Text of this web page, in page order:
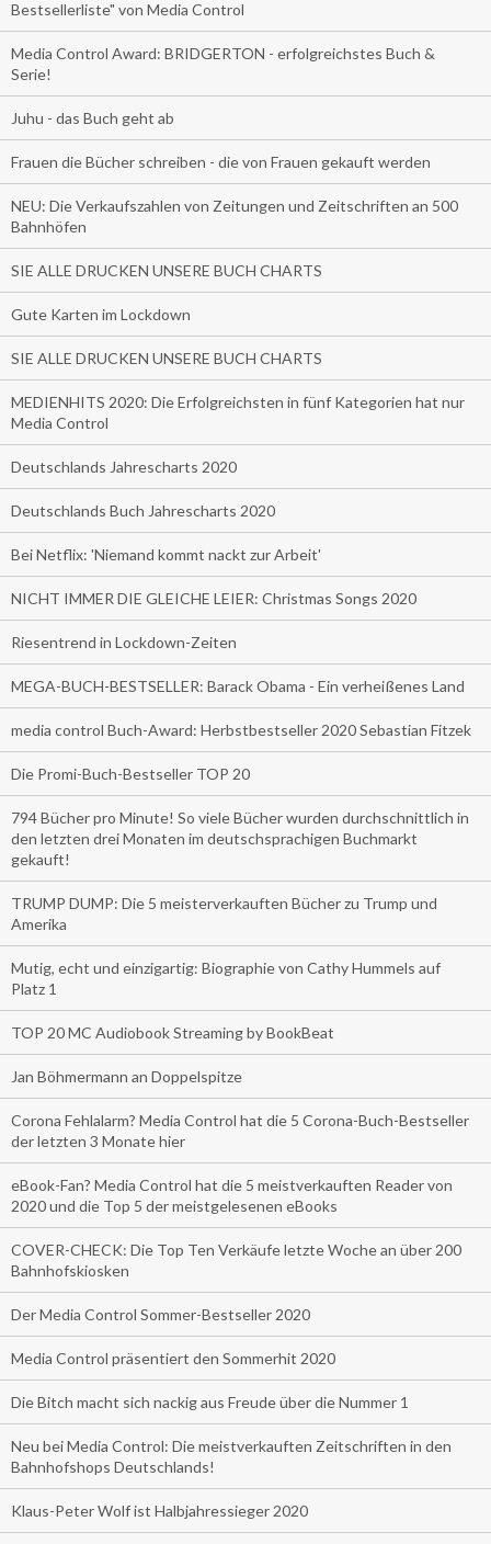
Bestsellerliste" von Media Control
Media Control Award: BRIDGERTON - erfolgreichstes Buch &
Serie!
Juhu - das Buch geht ab
Frauen die Bücher schreiben - die von Frauen gekauft werden
NEU: Die Verkaufszahlen von Zeitungen und Zeitschriften an 500
Bahnhöfen
SIE ALLE DRUCKEN UNSERE BUCH CHARTS
Gute Karten im Lockdown
SIE ALLE DRUCKEN UNSERE BUCH CHARTS
MEDIENHITS 2020: Die Erfolgreichsten in fünf Kategorien hat nur
Media Control
Deutschlands Jahrescharts 2020
Deutschlands Buch Jahrescharts 2020
Bei Netflix: 'Niemand kommt nackt zur Arbeit'
NICHT IMMER DIE GLEICHE LEIER: Christmas Songs 2020
Riesentrend in Lockdown-Zeiten
MEGA-BUCH-BESTSELLER: Barack Obama - Ein verheißenes Land
media control Buch-Award: Herbstbestseller 2020 Sebastian Fitzek
Die Promi-Buch-Bestseller TOP 20
794 Bücher pro Minute! So viele Bücher wurden durchschnittlich in
den letzten drei Monaten im deutschsprachigen Buchmarkt
gekauft!
TRUMP DUMP: Die 5 meisterverkauften Bücher zu Trump und
Amerika
Mutig, echt und einzigartig: Biographie von Cathy Hummels auf
Platz 1
TOP 20 MC Audiobook Streaming by BookBeat
Jan Böhmermann an Doppelspitze
Corona Fehlalarm? Media Control hat die 5 Corona-Buch-Bestseller
der letzten 3 Monate hier
eBook-Fan? Media Control hat die 5 meistverkauften Reader von
2020 und die Top 5 der meistgelesenen eBooks
COVER-CHECK: Die Top Ten Verkäufe letzte Woche an über 200
Bahnhofskiosken
Der Media Control Sommer-Bestseller 2020
Media Control präsentiert den Sommerhit 2020
Die Bitch macht sich nackig aus Freude über die Nummer 1
Neu bei Media Control: Die meistverkauften Zeitschriften in den
Bahnhofshops Deutschlands!
Klaus-Peter Wolf ist Halbjahressieger 2020